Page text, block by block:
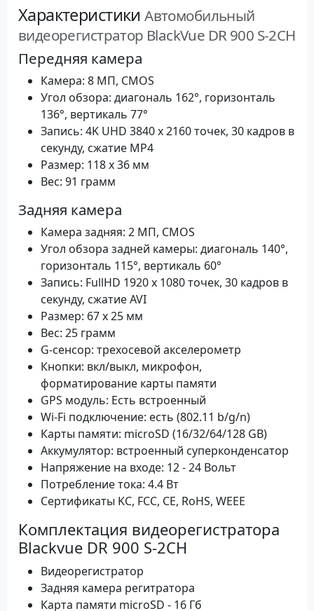
ХарактеристикиАвтомобильный
видеорегистратор BlackVue DR 900 S-2CH
Передняя камера
Камера: 8 MП, CMOS
Угол обзора: диагональ 162°, горизонталь
136°, вертикаль 77°
Запись: 4K UHD 3840 x 2160 точек, 30 кадров в
секунду, сжатие MP4
Размер: 118 х 36 мм
Вес: 91 грамм
Задняя камера
Камера задняя: 2 MП, CMOS
Угол обзора задней камеры: диагональ 140°,
горизонталь 115°, вертикаль 60°
Запись: FullHD 1920 x 1080 точек, 30 кадров в
секунду, сжатие AVI
Размер: 67 х 25 мм
Вес: 25 грамм
G-сенсор: трехосевой акселерометр
Кнопки: вкл/выкл, микрофон,
форматирование карты памяти
GPS модуль: Есть встроенный
Wi-Fi подключение: есть (802.11 b/g/n)
Карты памяти: microSD (16/32/64/128 GB)
Аккумулятор: встроенный суперконденсатор
Напряжение на входе: 12 - 24 Вольт
Потребление тока: 4.4 Вт
Сертификаты KC, FCC, CE, RoHS, WEEE
Комплектация видеорегистратора
Blackvue DR 900 S-2CH
Видеорегистратор
Задняя камера регитратора
Карта памяти microSD - 16 Гб